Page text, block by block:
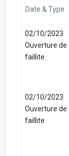
Date & Type
02/10/2023
Ouverture de
faillite
02/10/2023
Ouverture de
faillite